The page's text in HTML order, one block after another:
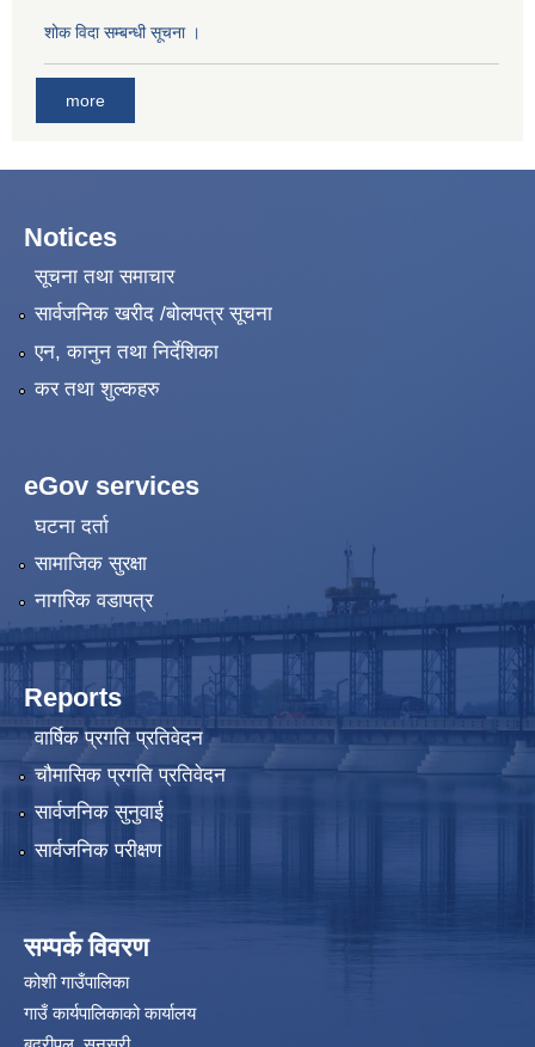
शोक विदा सम्बन्धी सूचना ।
more
Notices
सूचना तथा समाचार
सार्वजनिक खरीद /बोलपत्र सूचना
एन, कानुन तथा निर्देशिका
कर तथा शुल्कहरु
eGov services
घटना दर्ता
सामाजिक सुरक्षा
नागरिक वडापत्र
Reports
वार्षिक प्रगति प्रतिवेदन
चौमासिक प्रगति प्रतिवेदन
सार्वजनिक सुनुवाई
सार्वजनिक परीक्षण
सम्पर्क विवरण
कोशी गाउँपालिका
गाउँ कार्यपालिकाको कार्यालय